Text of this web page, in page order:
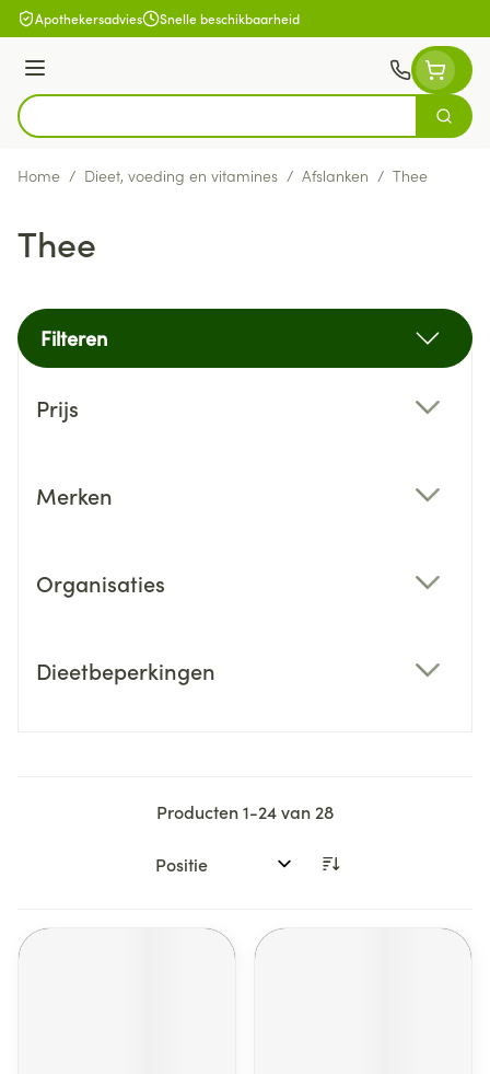
Ga naar de inhoud
Apothekersadvies Snelle beschikbaarheid
Menu
Product, merk, categorie...
Zoek
Home / Dieet, voeding en vitamines / Afslanken / Thee
Thee
Filteren
Prijs
Merken
Organisaties
Dieetbeperkingen
Producten1-24van 28
Sorteer op: